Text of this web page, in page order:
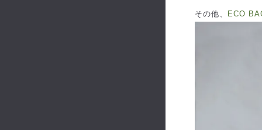
その他、 ECO